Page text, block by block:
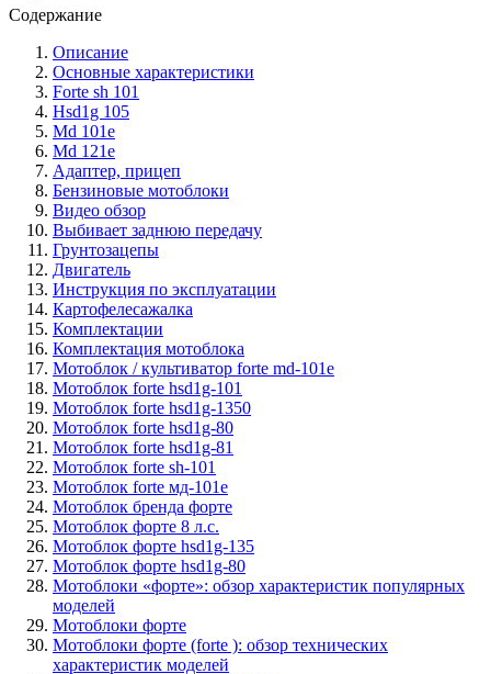
Содержание
Описание
Основные характеристики
Forte sh 101
Hsd1g 105
Md 101e
Md 121e
Адаптер, прицеп
Бензиновые мотоблоки
Видео обзор
Выбивает заднюю передачу
Грунтозацепы
Двигатель
Инструкция по эксплуатации
Картофелесажалка
Комплектации
Комплектация мотоблока
Мотоблок / культиватор forte md-101e
Мотоблок forte hsd1g-101
Мотоблок forte hsd1g-1350
Мотоблок forte hsd1g-80
Мотоблок forte hsd1g-81
Мотоблок forte sh-101
Мотоблок forte мд-101е
Мотоблок бренда форте
Мотоблок форте 8 л.с.
Мотоблок форте hsd1g-135
Мотоблок форте hsd1g-80
Мотоблоки «форте»: обзор характеристик популярных
моделей
Мотоблоки форте
Мотоблоки форте (forte ): обзор технических
характеристик моделей